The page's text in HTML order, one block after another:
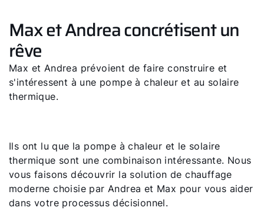
Max et Andrea concrétisent un
rêve
Max et Andrea prévoient de faire construire et
s'intéressent à une pompe à chaleur et au solaire
thermique.
Ils ont lu que la pompe à chaleur et le solaire
thermique sont une combinaison intéressante. Nous
vous faisons découvrir la solution de chauffage
moderne choisie par Andrea et Max pour vous aider
dans votre processus décisionnel.